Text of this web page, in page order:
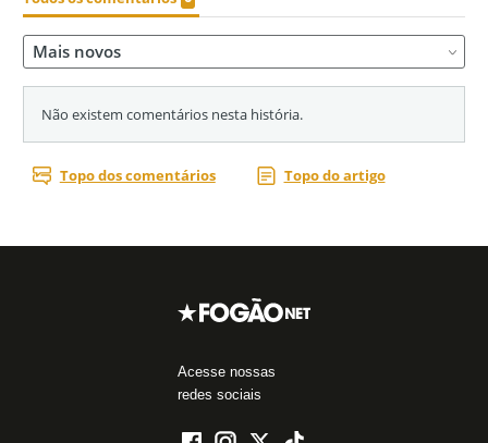
Acesse nossas
redes sociais